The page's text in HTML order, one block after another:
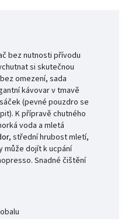
bez nutnosti přívodu
si skutečnou
omezení, sada
kávovar v tmavě
(pevné pouzdro se
K přípravě chutného
voda a mletá
, střední hrubost mletí,
může dojít k ucpání
Snadné čištění